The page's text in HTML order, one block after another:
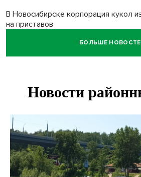
В Новосибирске корпорация кукол
на приставов
В Новосибирске минздрав объявил
В Новосибирске врачи
Знаменитый орангутан Бату отметил
новосибирском зоопарке
БОЛЬШЕ